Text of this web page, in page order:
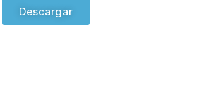
Descargar